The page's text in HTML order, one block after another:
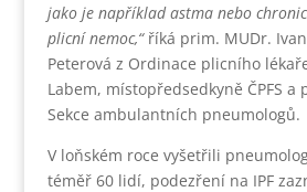
jako je například astma nebo
plicní nemoc,“ říká prim. MUDr.
Peterová z Ordinace plicního
Labem, místopředsedkyně ČPFS a
Sekce ambulantních pneumologů.
V loňském roce vyšetřili
téměř 60 lidí, podezření na IPF